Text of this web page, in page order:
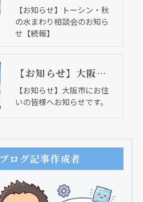
【お知らせ】トーシン・秋
の水まわり相談会のお知ら
せ【続報】
【お知らせ】大阪市にお住いの皆様へお知らせです。
【お知らせ】大阪市にお住
いの皆様へお知らせです。
ブログ記事作成者